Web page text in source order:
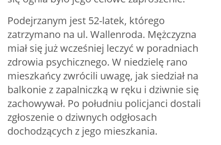
Podejrzanym jest 52-latek, którego
zatrzymano na ul. Wallenroda. Mężczyzna
miał się już wcześniej leczyć w poradniach
zdrowia psychicznego. W niedzielę rano
mieszkańcy zwrócili uwagę, jak siedział na
balkonie z zapalniczką w ręku i dziwnie się
zachowywał. Po południu policjanci dostali
zgłoszenie o dziwnych odgłosach
dochodzących z jego mieszkania.